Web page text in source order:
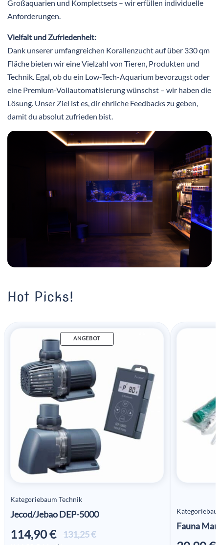
Großaquarien und Komplettsets – wir erfüllen individuelle
Anforderungen.
Vielfalt und Zufriedenheit:
Dank unserer umfangreichen Korallenzucht auf über 330 qm
Fläche bieten wir eine Vielzahl von Tieren, Produkten und
Technik. Egal, ob du ein Low-Tech-Aquarium bevorzugst oder
eine Premium-Vollautomatisierung wünschst – wir haben die
Lösung. Unser Ziel ist es, dir ehrliche Feedbacks zu geben,
damit du absolut zufrieden bist.
Hot Picks!
ANGEBOT
Kategoriebaum Technik
Jecod/Jebao DEP-5000
131,25€Ursprünglicher
114,90€
Aktueller
Fauna